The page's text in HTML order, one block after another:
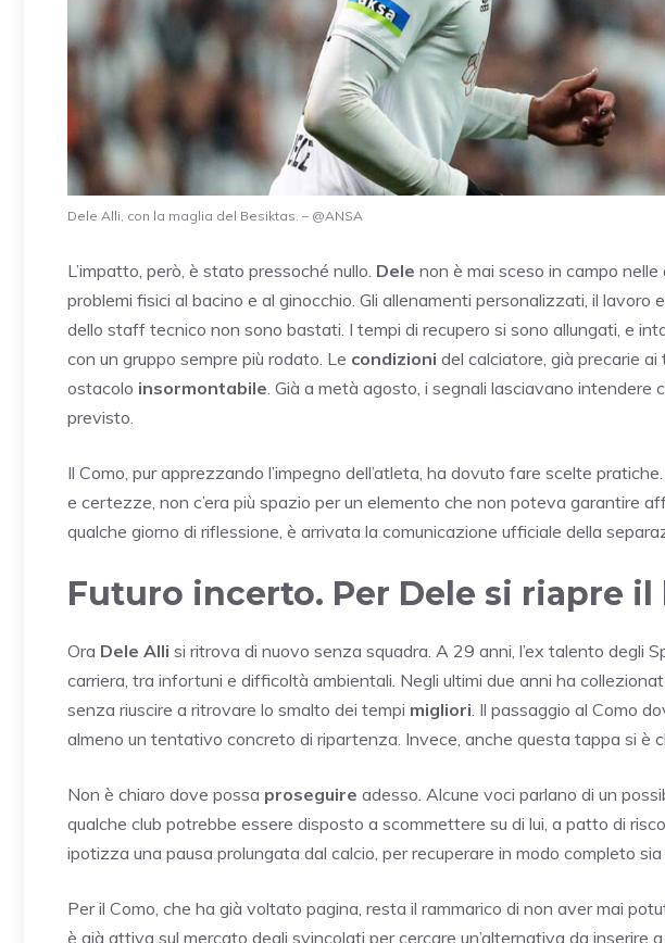
Dele Alli, con la maglia del Besiktas. – @ANSA
L’impatto, però, è stato pressoché nullo. Dele non è mai sceso in campo
problemi fisici al bacino e al ginocchio. Gli allenamenti personalizzati, il
dello staff tecnico non sono bastati. I tempi di recupero si sono allungati, e
con un gruppo sempre più rodato. Le condizioni del calciatore, già precarie
ostacolo insormontabile . Già a metà agosto, i segnali lasciavano intendere
previsto.
Il Como, pur apprezzando l’impegno dell’atleta, ha dovuto fare scelte
e certezze, non c’era più spazio per un elemento che non poteva garantire
qualche giorno di riflessione, è arrivata la comunicazione ufficiale della
Futuro incerto. Per Dele si riapre
Ora Dele Alli si ritrova di nuovo senza squadra. A 29 anni, l’ex talento degli
carriera, tra infortuni e difficoltà ambientali. Negli ultimi due anni ha
senza riuscire a ritrovare lo smalto dei tempi migliori . Il passaggio al Como
almeno un tentativo concreto di ripartenza. Invece, anche questa tappa si è
Non è chiaro dove possa proseguire adesso. Alcune voci parlano di un
qualche club potrebbe essere disposto a scommettere su di lui, a patto di
ipotizza una pausa prolungata dal calcio, per recuperare in modo completo
Per il Como, che ha già voltato pagina, resta il rammarico di non aver mai
è già attiva sul mercato degli svincolati per cercare un’alternativa da inserire